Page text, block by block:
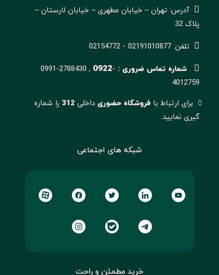
آدرس: تهران – خیابان مطهری – خیابان لارستان –
پلاک 32
تلفن: 02191010877 - 02154772
شماره تماس ضروری : 0991-2788430 , 0922-
4012759
برای ارتباط با فروشگاه حضوریداخلی 312 را شماره
گیری نمایید.
شبکه های اجتماعی
خرید مطمئن و راحت